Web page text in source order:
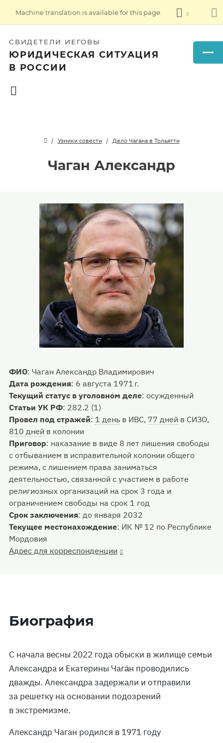
Machine translation is available for this page.
СВИДЕТЕЛИ ИЕГОВЫ
ЮРИДИЧЕСКАЯ СИТУАЦИЯ
В РОССИИ
Узники совести Дело Чагана в Тольятти
Чаган Александр
ФИО: Чаган Александр Владимирович
Дата рождения: 6 августа 1971 г.
Текущий статус в уголовном деле: осужденный
Статьи УК РФ: 282.2 (1)
Провел под стражей: 1 день в ИВС, 77 дней в СИЗО,
810 дней в колонии
Приговор: наказание в виде 8 лет лишения свободы
с отбыванием в исправительной колонии общего
режима, с лишением права заниматься
деятельностью, связанной с участием в работе
религиозных организаций на срок 3 года и
ограничением свободы на срок 1 год
Срок заключения: до января 2032
Текущее местонахождение: ИК № 12 по Республике
Мордовия
Адрес для корреспонденции
Биография
С начала весны 2022 года обыски в жилище семьи
Александра и Екатерины Чага́н проводились
дважды. Александра задержали и отправили
за решетку на основании подозрений
в экстремизме.
Александр Чаган родился в 1971 году